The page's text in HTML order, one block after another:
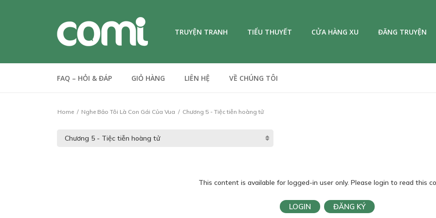
TRUYỆN TRANH TIỂU THUYẾT CỬA HÀNG XU ĐĂNG TRUYỆN
FAQ – HỎI & ĐÁP GIỎ HÀNG LIÊN HỆ VỀ CHÚNG TÔI
Home Nghe Bảo Tôi Là Con Gái Của Vua Chương 5 - Tiệc tiễn hoàng tử
This content is available for logged-in user only. Please login to read this
LOGIN ĐĂNG KÝ